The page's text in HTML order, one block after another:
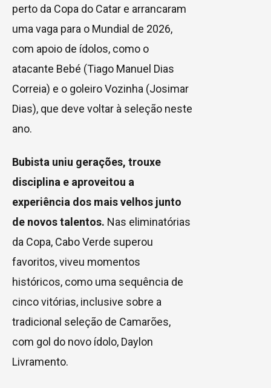
perto da Copa do Catar e arrancaram
uma vaga para o Mundial de 2026,
com apoio de ídolos, como o
atacante Bebé (Tiago Manuel Dias
Correia) e o goleiro Vozinha (Josimar
Dias), que deve voltar à seleção neste
ano.
Bubista uniu gerações, trouxe
disciplina e aproveitou a
experiência dos mais velhos junto
de novos talentos. Nas eliminatórias
da Copa, Cabo Verde superou
favoritos, viveu momentos
históricos, como uma sequência de
cinco vitórias, inclusive sobre a
tradicional seleção de Camarões,
com gol do novo ídolo, Daylon
Livramento.